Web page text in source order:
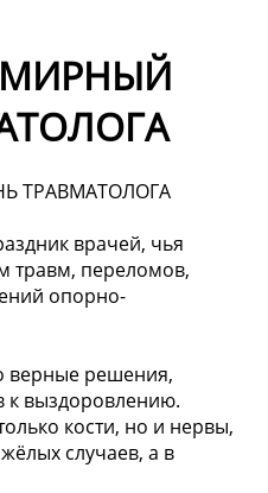
ТРАВМАТОЛОГА
врачей, чья
травм, переломов,
опорно-
верные решения,
к выздоровлению.
кости, но и нервы,
случаев, а в